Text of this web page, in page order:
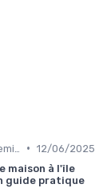
• 12/06/2025
maison à l'île
guide pratique